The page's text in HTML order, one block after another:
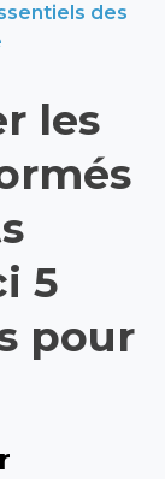
des
les
5
pour